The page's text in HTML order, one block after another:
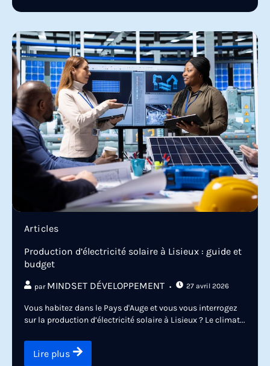
Articles
Production d’électricité solaire à Lisieux : guide et
budget
par MINDSET DÉVELOPPEMENT 27 avril 2026
Vous habitez dans le Pays d'Auge et vous vous interrogez
sur la production d’électricité solaire à Lisieux ? Le climat...
Lire plus